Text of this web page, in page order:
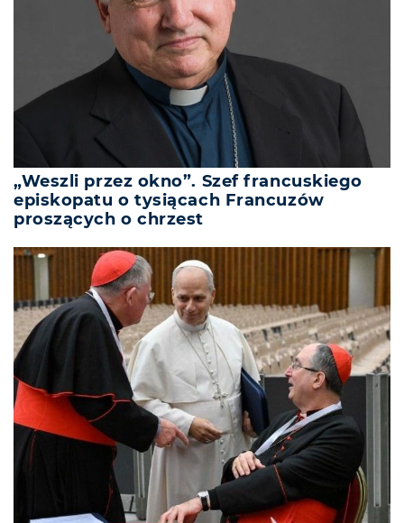
„Weszli przez okno”. Szef francuskiego
episkopatu o tysiącach Francuzów
proszących o chrzest